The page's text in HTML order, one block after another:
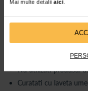
Mai multe detalii aici
pentru ajustare
Intretinere
Verificati periodic
Nu utilizati produsul
Curatati cu laveta